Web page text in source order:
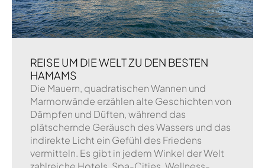
REISE UM DIE WELT ZU DEN BESTEN
HAMAMS
Die Mauern, quadratischen Wannen und
Marmorwände erzählen alte Geschichten von
Dämpfen und Düften, während das
plätschernde Geräusch des Wassers und das
indirekte Licht ein Gefühl des Friedens
vermitteln. Es gibt in jedem Winkel der Welt